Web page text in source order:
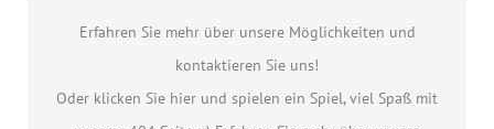
Erfahren Sie mehr über unsere Möglichkeiten und
kontaktieren Sie uns!
Oder klicken Sie hier und spielen ein Spiel, viel Spaß mit